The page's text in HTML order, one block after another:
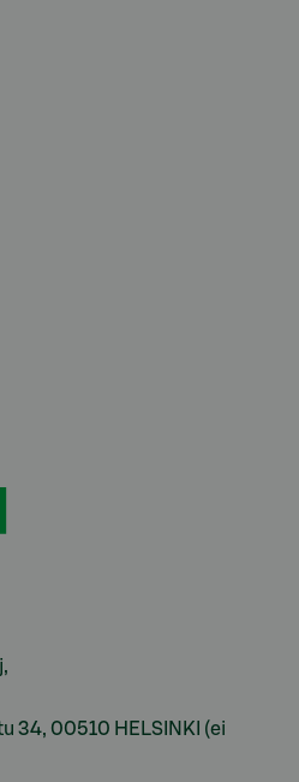
34, 00510 HELSINKI (ei